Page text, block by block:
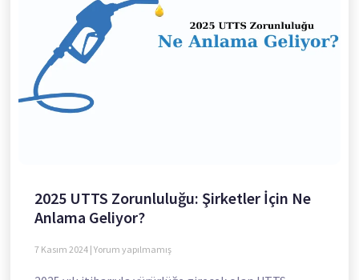
2025 UTTS Zorunluluğu: Şirketler İçin Ne
Anlama Geliyor?
7 Kasım 2024 Yorum yapılmamış